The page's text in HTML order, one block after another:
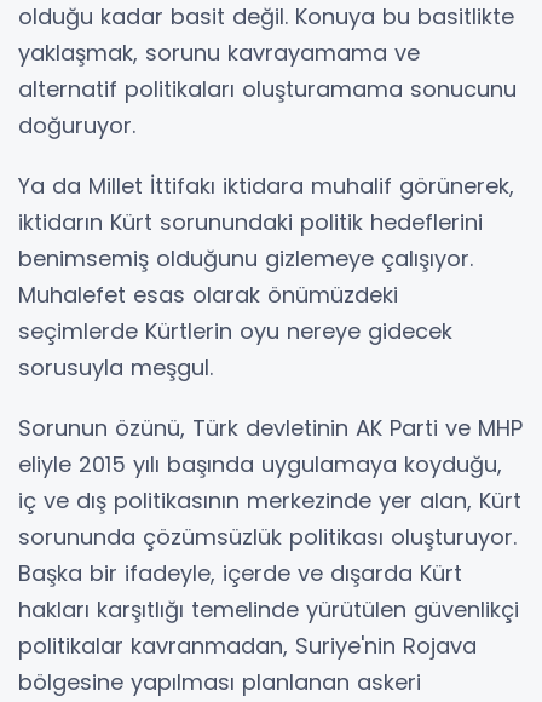
olduğu kadar basit değil. Konuya bu basitlikte
yaklaşmak, sorunu kavrayamama ve
alternatif politikaları oluşturamama sonucunu
doğuruyor.
Ya da Millet İttifakı iktidara muhalif görünerek,
iktidarın Kürt sorunundaki politik hedeflerini
benimsemiş olduğunu gizlemeye çalışıyor.
Muhalefet esas olarak önümüzdeki
seçimlerde Kürtlerin oyu nereye gidecek
sorusuyla meşgul.
Sorunun özünü, Türk devletinin AK Parti ve MHP
eliyle 2015 yılı başında uygulamaya koyduğu,
iç ve dış politikasının merkezinde yer alan, Kürt
sorununda çözümsüzlük politikası oluşturuyor.
Başka bir ifadeyle, içerde ve dışarda Kürt
hakları karşıtlığı temelinde yürütülen güvenlikçi
politikalar kavranmadan, Suriye'nin Rojava
bölgesine yapılması planlanan askeri